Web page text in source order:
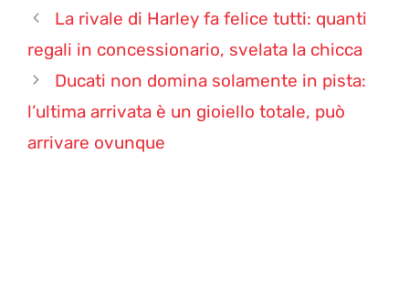
La rivale di Harley fa felice tutti: quanti
regali in concessionario, svelata la chicca
Ducati non domina solamente in pista:
l’ultima arrivata è un gioiello totale, può
arrivare ovunque